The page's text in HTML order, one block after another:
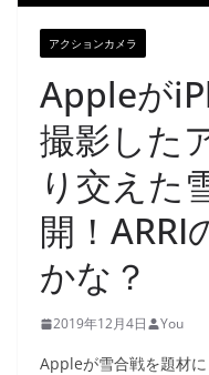
アクションカメラ
Appleが
撮影した
り交えた
開！ARRI
かな？
2019年12月4日 You
Appleが雪合戦を題材